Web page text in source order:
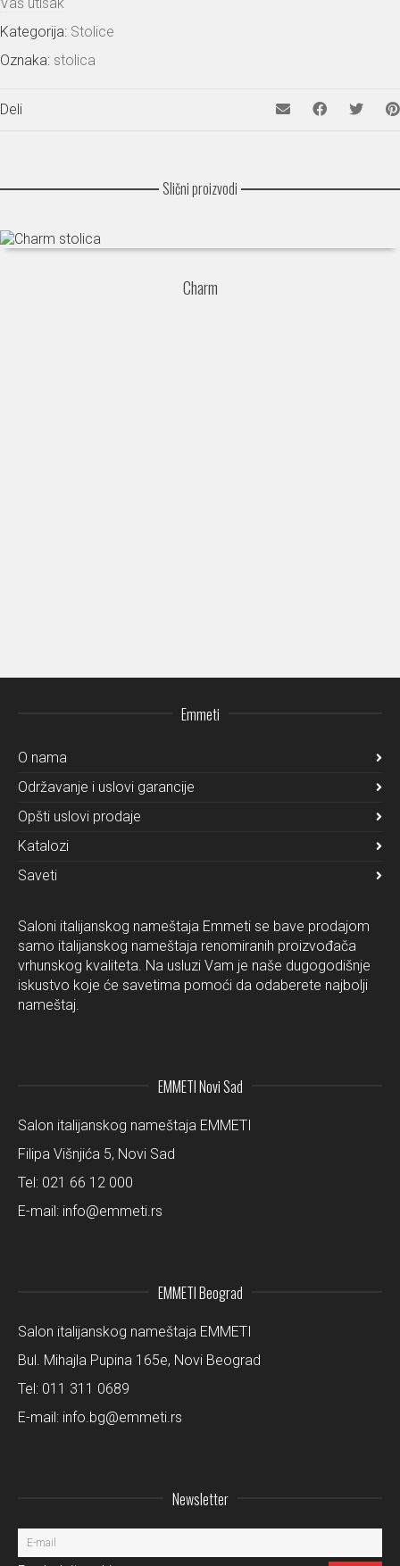
Kategorija: Stolice
Oznaka: stolica
Deli
Slični proizvodi
Charm
Emmeti
O nama
Održavanje i uslovi garancije
Opšti uslovi prodaje
Katalozi
Saveti
Saloni italijanskog nameštaja Emmeti se bave prodajom
samo italijanskog nameštaja renomiranih proizvođača
vrhunskog kvaliteta. Na usluzi Vam je naše dugogodišnje
iskustvo koje će savetima pomoći da odaberete najbolji
nameštaj.
EMMETI Novi Sad
Salon italijanskog nameštaja EMMETI
Filipa Višnjića 5, Novi Sad
Tel: 021 66 12 000
E-mail: info@emmeti.rs
EMMETI Beograd
Salon italijanskog nameštaja EMMETI
Bul. Mihajla Pupina 165e, Novi Beograd
Tel: 011 311 0689
E-mail: info.bg@emmeti.rs
Newsletter